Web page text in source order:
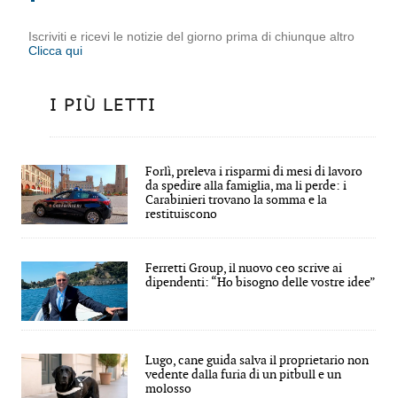
Iscriviti e ricevi le notizie del giorno prima di chiunque altro
Clicca qui
I PIÙ LETTI
Forlì, preleva i risparmi di mesi di lavoro
da spedire alla famiglia, ma li perde: i
Carabinieri trovano la somma e la
restituiscono
Ferretti Group, il nuovo ceo scrive ai
dipendenti: “Ho bisogno delle vostre idee”
Lugo, cane guida salva il proprietario non
vedente dalla furia di un pitbull e un
molosso